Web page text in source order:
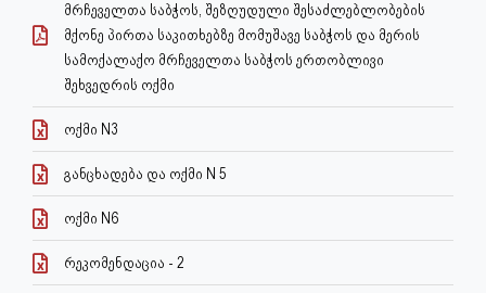
მრჩეველთა საბჭოს, შეზღუდული შესაძლებლობების
მქონე პირთა საკითხებზე მომუშავე საბჭოს და მერის
სამოქალაქო მრჩეველთა საბჭოს ერთობლივი
შეხვედრის ოქმი
ოქმი N3
განცხადება და ოქმი N 5
ოქმი N6
რეკომენდაცია - 2